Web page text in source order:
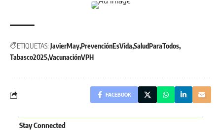
ETIQUETAS: JavierMayPrevenciónEsVida SaludParaTodos
Tabasco2025VacunaciónVPH
FACEBOOK
Stay Connected